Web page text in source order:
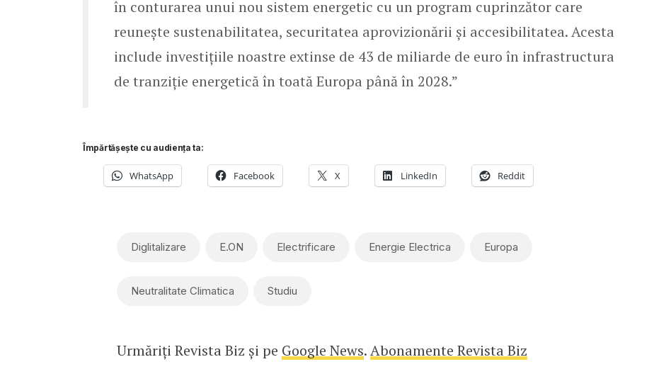
în conturarea unui nou sistem energetic cu un program cuprinzător care
reunește sustenabilitatea, securitatea aprovizionării și accesibilitatea. Acesta
include investițiile noastre extinse de 43 de miliarde de euro în infrastructura
de tranziție energetică în toată Europa până în 2028.”
Împărtășește cu audiența ta:
WhatsApp Facebook X LinkedIn Reddit
Diglitalizare E.ON Electrificare Energie Electrica Europa
Neutralitate Climatica Studiu
Urmăriți Revista Biz și pe Google News.Abonamente Revista Biz